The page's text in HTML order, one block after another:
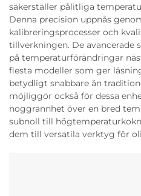
säkerställer pålitliga
Denna precision uppnås
kalibreringsprocesser och
tillverkningen. De avancerade
på temperaturförändringar
flesta modeller som ger
betydligt snabbare än
möjliggör också för dessa
noggrannhet över en bred
subnoll till
dem till versatila verktyg för